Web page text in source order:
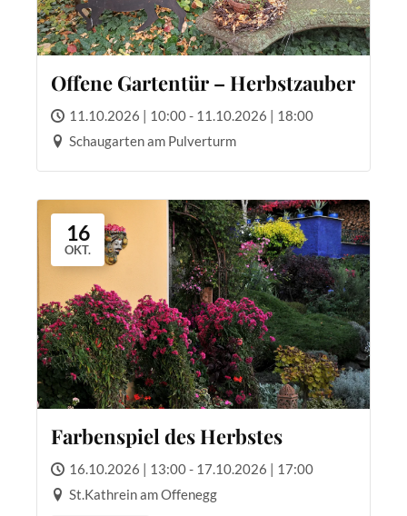
Offene Gartentür – Herbstzauber
11.10.2026 | 10:00 - 11.10.2026 | 18:00
Schaugarten am Pulverturm
16
OKT.
Farbenspiel des Herbstes
16.10.2026 | 13:00 - 17.10.2026 | 17:00
St.Kathrein am Offenegg